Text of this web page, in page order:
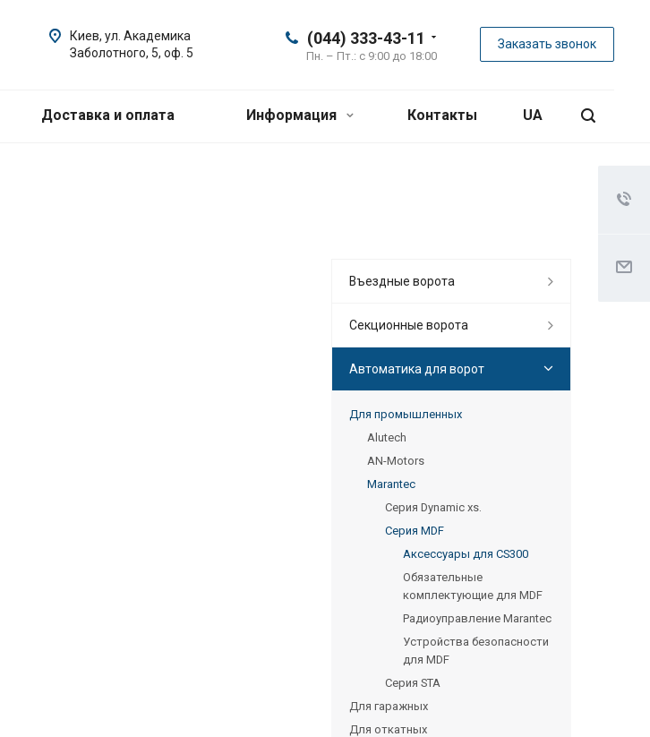
(044) 333-43-11
Пн. – Пт.: с 9:00 до 18:00
Заказать звонок
Киев, ул. Академика
Заболотного, 5, оф. 5
Доставка и оплата Информация Контакты UA
Въездные ворота
Секционные ворота
Автоматика для ворот
Для промышленных
Alutech
AN-Motors
Marantec
Серия Dynamic xs.
Серия MDF
Аксессуары для CS300
Обязательные
комплектующие для MDF
Радиоуправление Marantec
Устройства безопасности
для MDF
Серия STA
Для гаражных
Для откатных